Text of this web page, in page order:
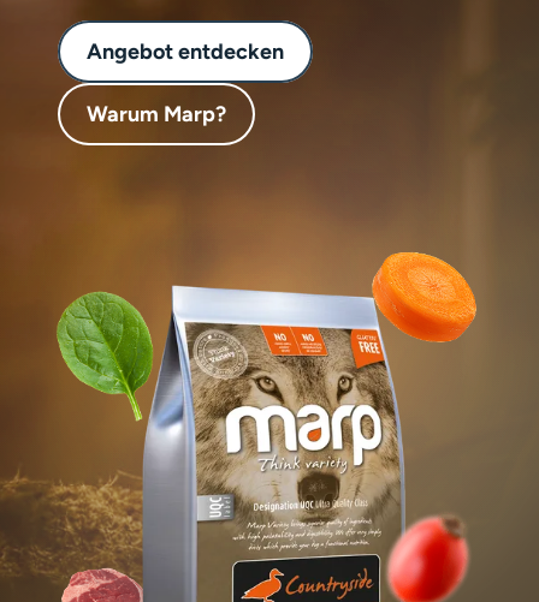
MerchAngebot entdecken
Warum Marp?